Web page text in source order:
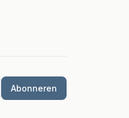
Abonneren